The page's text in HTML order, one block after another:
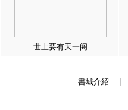
世上要有天一阁
書城介紹